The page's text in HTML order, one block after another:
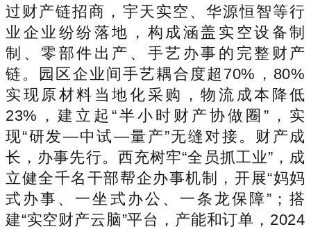
过财产链招商，宇天实空、华源恒智等行
业企业纷纷落地，构成涵盖实空设备制
制、零部件出产、手艺办事的完整财产
链。园区企业间手艺耦合度超70%，80%
实现原材料当地化采购，物流成本降低
23%，建立起“半小时财产协做圈”，实
现“研发—中试—量产”无缝对接。财产成
长，办事先行。西充树牢“全员抓工业”，成
立健全千名干部帮企办事机制，开展“妈妈
式办事、一坐式办公、一条龙保障”；搭
建“实空财产云脑”平台，产能和订单，2024